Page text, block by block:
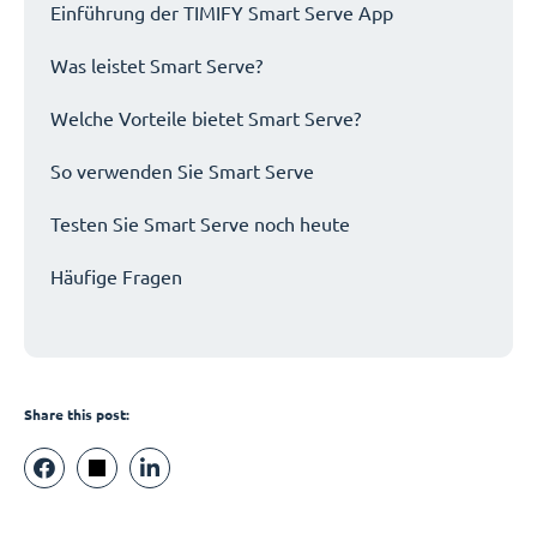
Einführung der TIMIFY Smart Serve App
Was leistet Smart Serve?
Welche Vorteile bietet Smart Serve?
So verwenden Sie Smart Serve
Testen Sie Smart Serve noch heute
Häufige Fragen
Share this post: